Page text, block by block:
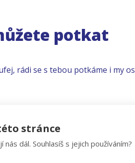
potkat
rádi se s tebou potkáme i my
stránce
dál. Souhlasíš s jejich používáním?